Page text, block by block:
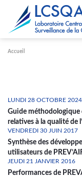
Accueil
LUNDI 28 OCTOBRE 2024
Guide
relatives à la qualité de
VENDREDI 30 JUIN 2017
Synthèse des
utilisateurs de
JEUDI 21 JANVIER 2016
Performances de
Paramétrer les cookies